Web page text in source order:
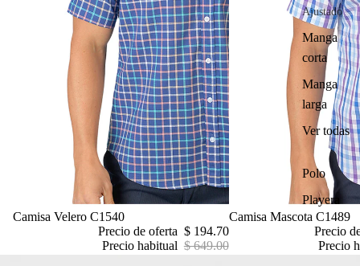
Ajustado
Manga
corta
Manga
larga
Ver todas
Polo
Playera
Oferta
Camisa Velero C1540
Precio de oferta $ 194.70
Precio habitual $ 649.00
Oferta
Camisa Mascota C1489
Precio
Precio